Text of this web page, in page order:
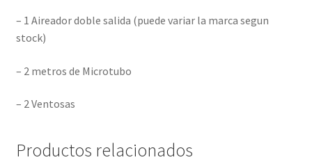
– 1 Aireador doble salida (puede variar la marca segun
stock)
– 2 metros de Microtubo
– 2 Ventosas
Productos relacionados